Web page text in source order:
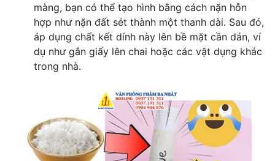
màng, bạn có thể tạo hình bằng cách nặn hỗn
hợp như nặn đất sét thành một thanh dài. Sau đó,
áp dụng chất kết dính này lên bề mặt cần dán, ví
dụ như gắn giấy lên chai hoặc các vật dụng khác
trong nhà.